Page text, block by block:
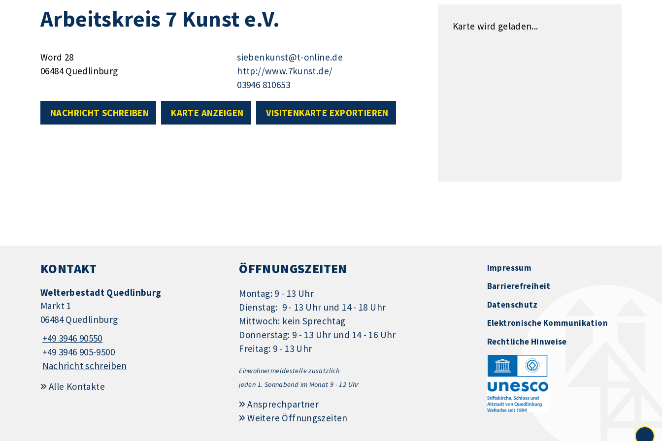
Arbeitskreis 7 Kunst e.V.
Word 28
06484 Quedlinburg
siebenkunst@t-online.de
http://www.7kunst.de/
03946 810653
NACHRICHT SCHREIBEN KARTE ANZEIGEN VISITENKARTE EXPORTIEREN
Karte wird geladen...
KONTAKT
Welterbestadt Quedlinburg
Markt 1
06484 Quedlinburg
+49 3946 90550
+49 3946 905-9500
Nachricht schreiben
Alle Kontakte
ÖFFNUNGSZEITEN
Montag: 9 - 13 Uhr
Dienstag: 9 - 13 Uhr und 14 - 18 Uhr
Mittwoch: kein Sprechtag
Donnerstag: 9 - 13 Uhr und 14 - 16 Uhr
Freitag: 9 - 13 Uhr
Einwohnermeldestelle zusätzlich
jeden 1. Sonnabend im Monat 9 - 12 Uhr
Ansprechpartner
Weitere Öffnungszeiten
Impressum
Barrierefreiheit
Datenschutz
Elektronische Kommunikation
Rechtliche Hinweise